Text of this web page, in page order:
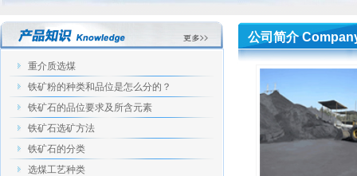
重介质选煤
铁矿粉的种类和品位是怎么分的？
铁矿石的品位要求及所含元素
铁矿石选矿方法
铁矿石的分类
选煤工艺种类
公司简介